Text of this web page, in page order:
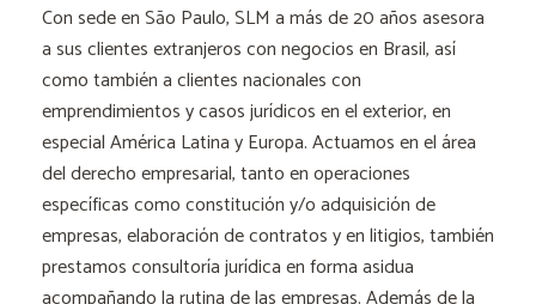
Con sede en Sāo Paulo, SLM a más de 20 años asesora
a sus clientes extranjeros con negocios en Brasil, así
como también a clientes nacionales con
emprendimientos y casos jurídicos en el exterior, en
especial América Latina y Europa. Actuamos en el área
del derecho empresarial, tanto en operaciones
específicas como constitución y/o adquisición de
empresas, elaboración de contratos y en litigios, también
prestamos consultoría jurídica en forma asidua